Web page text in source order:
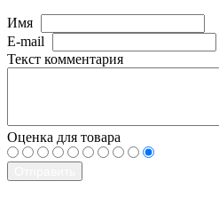
Имя
E-mail
Текст комментария
Оценка для товара